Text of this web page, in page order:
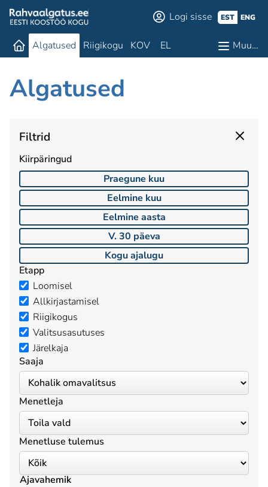
Logi sisse EST ENG
Algatused Riigikogu KOV EL Muu…
Algatused
Filtrid
Kiirpäringud
Praegune kuu
Eelmine kuu
Eelmine aasta
V. 30 päeva
Kogu ajalugu
Etapp
Loomisel
Allkirjastamisel
Riigikogus
Valitsusasutuses
Järelkaja
Saaja
Menetleja
Menetluse tulemus
Ajavahemik